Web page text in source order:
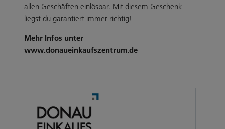
allen Geschäften einlösbar. Mit diesem Geschenk
liegst du garantiert immer richtig!
Mehr Infos unter
www.donaueinkaufszentrum.de